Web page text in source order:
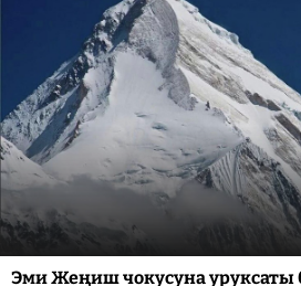
Эми Жеңиш чокусуна уруксаты